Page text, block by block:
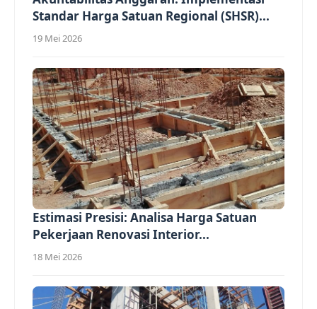
Standar Harga Satuan Regional (SHSR)...
19 Mei 2026
Estimasi Presisi: Analisa Harga Satuan
Pekerjaan Renovasi Interior...
18 Mei 2026